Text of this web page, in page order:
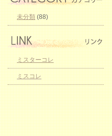
未分類(88)
ミスターコレ
ミスコレ